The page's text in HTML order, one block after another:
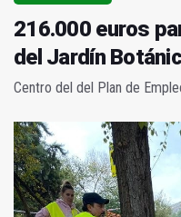
216.000 euros
del Jardín
Centro del del Plan de